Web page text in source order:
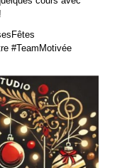
dance ?
#TeamMotivée